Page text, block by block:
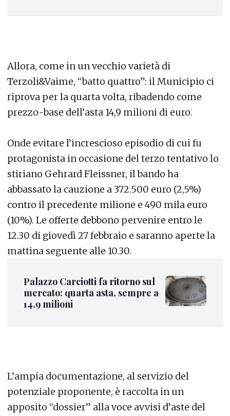
Allora, come in un vecchio varietà di
Terzoli&Vaime, “batto quattro”: il Municipio ci
riprova per la quarta volta, ribadendo come
prezzo-base dell’asta 14,9 milioni di euro.
Onde evitare l’increscioso episodio di cui fu
protagonista in occasione del terzo tentativo lo
stiriano Gehrard Fleissner, il bando ha
abbassato la cauzione a 372.500 euro (2,5%)
contro il precedente milione e 490 mila euro
(10%). Le offerte debbono pervenire entro le
12.30 di giovedì 27 febbraio e saranno aperte la
mattina seguente alle 10.30.
Palazzo Carciotti fa ritorno sul
mercato: quarta asta, sempre a
14,9 milioni
L’ampia documentazione, al servizio del
potenziale proponente, è raccolta in un
apposito “dossier” alla voce avvisi d’aste del